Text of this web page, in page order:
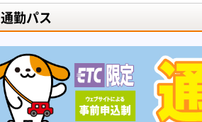
通勤パス